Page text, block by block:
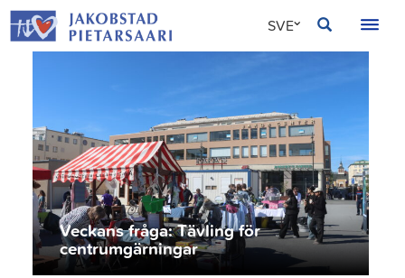
Hoppa
till
innehållet
SVE
ENG
Veckans fråga: Tävling för
centrumgärningar